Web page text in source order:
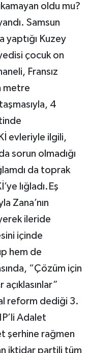
oldu mu?
Samsun
yaptığı Kuzey
yedisi çocuk on
Fransız
metre
4
evleriyle ilgili,
sorun olmadığı
da toprak
lığladı.Eş
Zana’nın
ileride
içinde
hem de
“Çözüm için
reform dediği 3.
Adalet
şerhine rağmen
iktidar partili tüm